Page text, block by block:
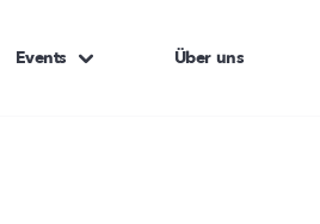
Events Über uns